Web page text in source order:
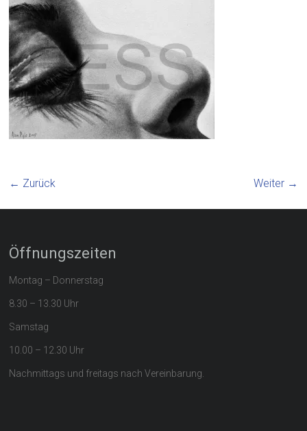
← Zurück Weiter →
Öffnungszeiten
Montag – Donnerstag
8.30 – 13.30 Uhr
Samstag
10.00 – 12.30 Uhr
Nachmittags und freitags nach Vereinbarung.